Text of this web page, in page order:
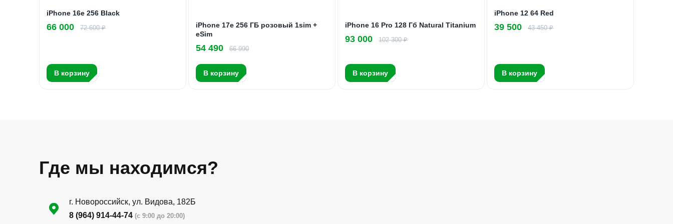
iPhone 16e 256 Black
66 000 72 600 ₽
В корзину
iPhone 17e 256 ГБ розовый 1sim +
eSim
54 490 66 990
В корзину
iPhone 16 Pro 128 Гб Natural Titanium
93 000 102 300 ₽
В корзину
iPhone 12 64 Red
39 500 43 450 ₽
В корзину
Где мы находимся?
г. Новороссийск, ул. Видова, 182Б
8 (964) 914-44-74 (с 9:00 до 20:00)